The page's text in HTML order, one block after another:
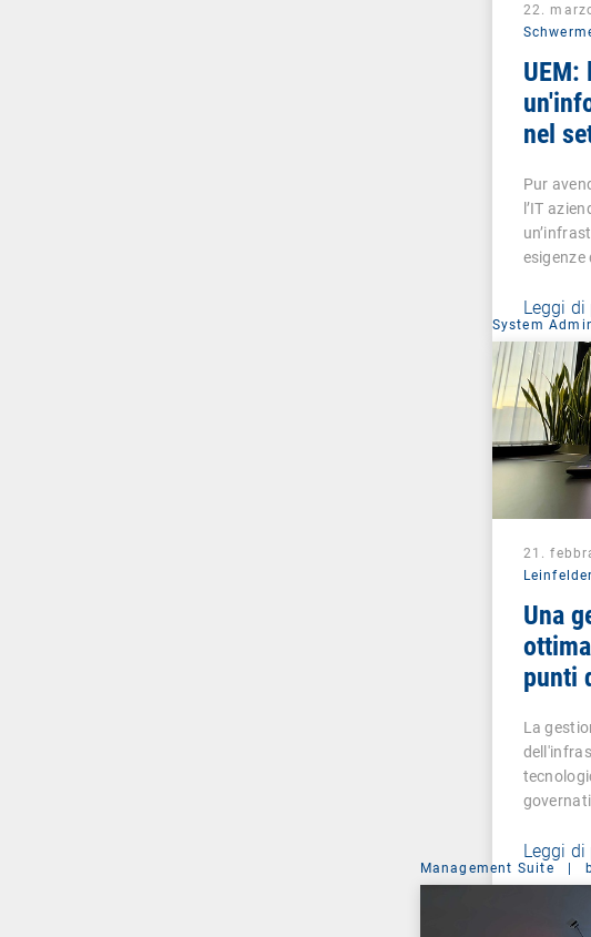
22.
UEM:
nel
Pur
l’IT
esigenze
Leggi di
System
21.
Leinfelder
Una
punti
La
Leggi di
Management Suite |